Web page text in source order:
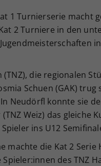
1 Turnierserie macht
2 Turniere in den
die regionalen
Schuen (GAK)
Neudörfl konnte sie
Weiz) das gleiche
ins U12
machte die Kat 2
des TNZ